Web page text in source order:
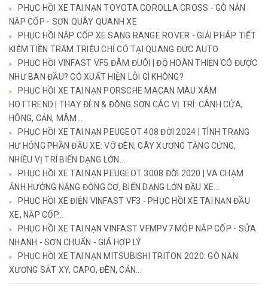
PHỤC HỒI XE TAI NẠN TOYOTA COROLLA CROSS - GÒ NẮN
NẮP CỐP - SƠN QUÂY QUANH XE
PHỤC HỒI NẮP CỐP XE SANG RANGE ROVER - GIẢI PHÁP TIẾT
KIỆM TIỀN TRĂM TRIỆU CHỈ CÓ TẠI QUANG ĐỨC AUTO
PHỤC HỒI VINFAST VF5 ĐÂM ĐUÔI | ĐỘ HOÀN THIỆN CÓ ĐƯỢC
NHƯ BAN ĐẦU? CÓ XUẤT HIỆN LỖI GÌ KHÔNG?
PHỤC HỒI XE TAI NẠN PORSCHE MACAN MÀU XÁM
HOTTREND | THAY ĐÈN & ĐỒNG SƠN CÁC VỊ TRÍ: CÁNH CỬA,
HÔNG, CẢN, MÂM...
PHỤC HỒI XE TAI NẠN PEUGEOT 408 ĐỜI 2024 | TÌNH TRẠNG
HƯ HỎNG PHẦN ĐẦU XE: VỠ ĐÈN, GÃY XƯƠNG TĂNG CỨNG,
NHIỀU VỊ TRÍ BIẾN DẠNG LỚN...
PHỤC HỒI XE TAI NẠN PEUGEOT 3008 ĐỜI 2020 | VA CHẠM
ẢNH HƯỞNG NẶNG ĐỘNG CƠ, BIẾN DẠNG LỚN ĐẦU XE...
PHỤC HỒI XE ĐIỆN VINFAST VF3 - PHỤC HỒI XE TAI NẠN ĐẦU
XE, NẮP CỐP...
PHỤC HỒI XE TAI NẠN VINFAST VFMPV7 MÓP NẮP CỐP - SỬA
NHANH - SƠN CHUẨN - GIÁ HỢP LÝ
PHỤC HỒI XE TAI NẠN MITSUBISHI TRITON 2020: GÒ NẮN
XƯƠNG SẮT XY, CAPO, ĐÈN, CẢN...